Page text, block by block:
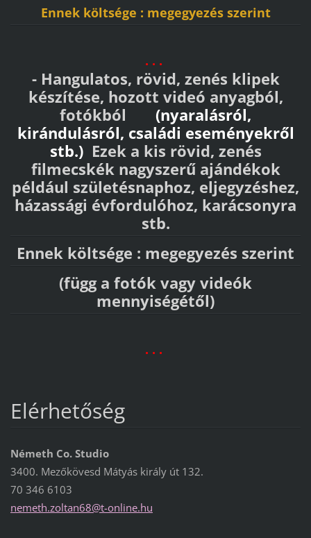
Ennek költsége : megegyezés szerint
. . .
- Hangulatos, rövid, zenés klipek
készítése, hozott videó anyagból,
fotókból (nyaralásról,
kirándulásról, családi eseményekről
stb.)Ezek a kis rövid, zenés
filmecskék nagyszerű ajándékok
például születésnaphoz, eljegyzéshez,
házassági évfordulóhoz, karácsonyra
stb.
Ennek költsége : megegyezés szerint
(függ a fotók vagy videók
mennyiségétől)
. . .
Elérhetőség
Németh Co. Studio
3400. Mezőkövesd Mátyás király út 132.
70 346 6103
nemeth.zoltan68@t-online.hu